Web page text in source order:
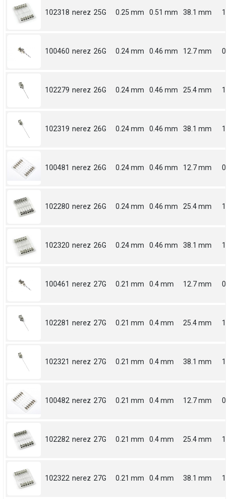
102318 nerez 25G 0.25 mm 0.51 mm 38.1 mm
100460 nerez 26G 0.24 mm 0.46 mm 12.7 mm
102279 nerez 26G 0.24 mm 0.46 mm 25.4 mm 1
102319 nerez 26G 0.24 mm 0.46 mm 38.1 mm
100481 nerez 26G 0.24 mm 0.46 mm 12.7 mm
102280 nerez 26G 0.24 mm 0.46 mm 25.4 mm 1
102320 nerez 26G 0.24 mm 0.46 mm 38.1 mm
100461 nerez 27G 0.21 mm 0.4 mm 12.7 mm
102281 nerez 27G 0.21 mm 0.4 mm 25.4 mm 1
102321 nerez 27G 0.21 mm 0.4 mm 38.1 mm
100482 nerez 27G 0.21 mm 0.4 mm 12.7 mm
102282 nerez 27G 0.21 mm 0.4 mm 25.4 mm 1
102322 nerez 27G 0.21 mm 0.4 mm 38.1 mm